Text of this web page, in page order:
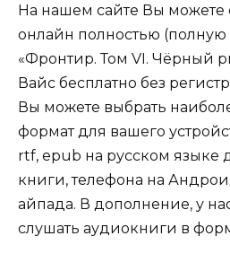
На нашем сайте Вы можете
онлайн полностью
«Фронтир. Том VI. Чёрный
Вайс бесплатно без
Вы можете выбрать
формат для вашего
rtf, epub на русском языке
книги, телефона на
айпада. В дополнение, у
слушать аудиокниги в